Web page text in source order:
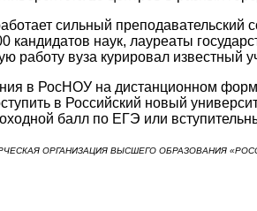
сильный преподавательский
кандидатов наук, лауреаты
работу вуза курировал известный
в РосНОУ на дистанционном
в Российский новый
балл по ЕГЭ или
ОРГАНИЗАЦИЯ ВЫСШЕГО ОБРАЗОВАНИЯ